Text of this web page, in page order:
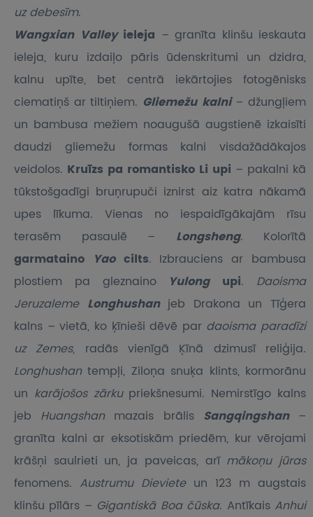
uz debesīm.
Wangxian Valley ieleja – granīta klinšu ieskauta
ieleja, kuru izdaiļo pāris ūdenskritumi un dzidra,
kalnu upīte, bet centrā iekārtojies fotogēnisks
ciematiņš ar tiltiņiem. Gliemežu kalni– džungļiem
un bambusa mežiem noaugušā augstienē izkaisīti
daudzi gliemežu formas kalni visdažādākajos
veidolos. Kruīzs pa romantisko Li upi – pakalni kā
tūkstošgadīgi bruņrupuči iznirst aiz katra nākamā
upes līkuma. Vienas no iespaidīgākajām rīsu
terasēm pasaulē – Longsheng. Kolorītā
garmataino Yao cilts. Izbrauciens ar bambusa
plostiem pa gleznaino Yulongupi. Daoisma
JeruzalemeLonghushanjeb Drakona un Tīģera
kalns – vietā, ko ķīnieši dēvē par daoisma paradīzi
uz Zemes, radās vienīgā Ķīnā dzimusī reliģija.
Longhushantempļi, Ziloņa snuķa klints, kormorānu
un karājošos zārkupriekšnesumi. Nemirstīgo kalns
jeb Huangshanmazais brālis Sangqingshan–
granīta kalni ar eksotiskām priedēm, kur vērojami
krāšņi saulrieti un, ja paveicas, arī mākoņu jūras
fenomens. Austrumu Dievieteun 123 m augstais
klinšu pīlārs – Gigantiskā Boa čūska. Antīkais Anhui